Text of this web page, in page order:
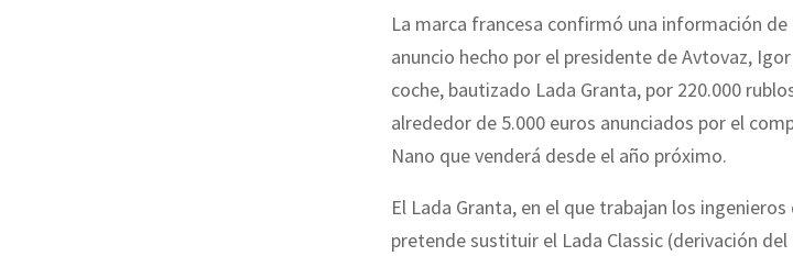
La marca francesa confirmó una información
anuncio hecho por el presidente de Avtovaz,
coche, bautizado Lada Granta, por 220.000
alrededor de 5.000 euros anunciados por el
Nano que venderá desde el año próximo.
El Lada Granta, en el que trabajan los
pretende sustituir el Lada Classic (derivación